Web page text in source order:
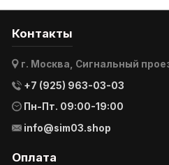
Контакты
г. Москва, Сигнальный
+7 (925) 963-03-03
Пн-Пт. 09:00-19:00
info@sim03.shop
Оплата